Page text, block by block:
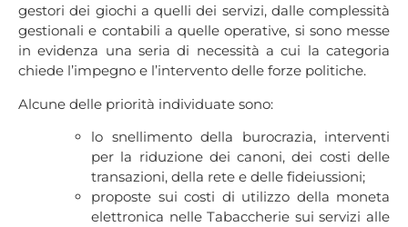
gestori dei giochi a quelli dei servizi, dalle complessità
gestionali e contabili a quelle operative, si sono messe
in evidenza una seria di necessità a cui la categoria
chiede l’impegno e l’intervento delle forze politiche.
Alcune delle priorità individuate sono:
lo snellimento della burocrazia, interventi
per la riduzione dei canoni, dei costi delle
transazioni, della rete e delle fideiussioni;
proposte sui costi di utilizzo della moneta
elettronica nelle Tabaccherie sui servizi alle